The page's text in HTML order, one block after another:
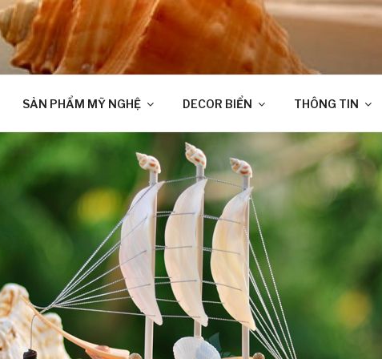
SẢN PHẨM MỸ NGHỆ DECOR BIỂN THÔNG TIN